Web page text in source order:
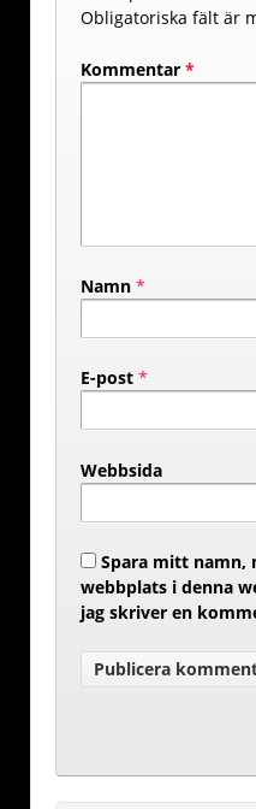
Obligatoriska fält är
Kommentar *
Namn *
E-post *
Webbsida
Spara mitt namn,
webbplats i denna
jag skriver en